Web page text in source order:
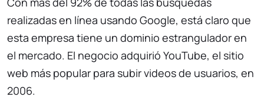
realizadas en línea usando Google, está claro que
esta empresa tiene un dominio estrangulador en
el mercado. El negocio adquirió YouTube, el sitio
web más popular para subir videos de usuarios, en
2006.